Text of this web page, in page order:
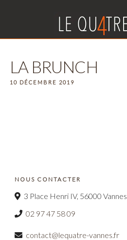
LA BRUNCH
10 DÉCEMBRE 2019
NOUS CONTACTER
3 Place Henri IV, 56000 Vannes
02 97 47 58 09
contact@lequatre-vannes.fr